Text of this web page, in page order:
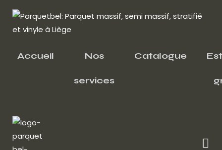
Accueil Nos
services
Catalogue